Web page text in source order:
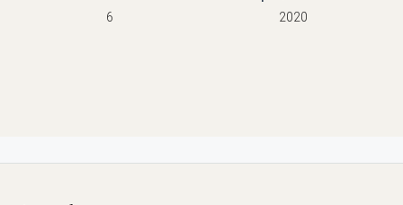
6
2020